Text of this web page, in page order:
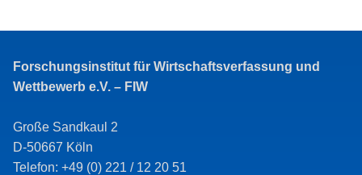
Forschungsinstitut für Wirtschaftsverfassung und
Wettbewerb e.V. – FIW
Große Sandkaul 2
D-50667 Köln
Telefon: +49 (0) 221 / 12 20 51